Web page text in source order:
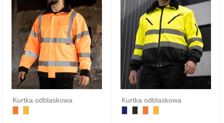
Kurtka odblaskowa Kurtka odblaskowa